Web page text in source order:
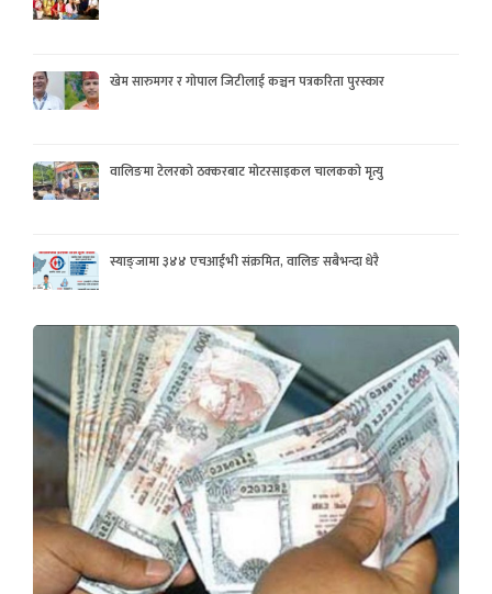
खेम सारुमगर र गोपाल जिटीलाई कञ्चन पत्रकरिता पुरस्कार
वालिङमा टेलरको ठक्करबाट मोटरसाइकल चालकको मृत्यु
स्याङ्जामा ३४४ एचआईभी संक्रमित, वालिङ सबैभन्दा धेरै